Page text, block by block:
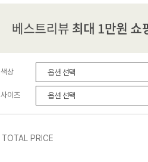
색상
사이즈
TOTAL PRICE